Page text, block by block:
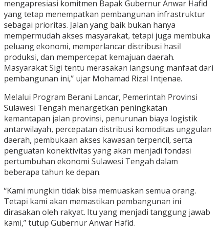
mengapresiasi komitmen Bapak Gubernur Anwar Hafid
yang tetap menempatkan pembangunan infrastruktur
sebagai prioritas. Jalan yang baik bukan hanya
mempermudah akses masyarakat, tetapi juga membuka
peluang ekonomi, memperlancar distribusi hasil
produksi, dan mempercepat kemajuan daerah.
Masyarakat Sigi tentu merasakan langsung manfaat dari
pembangunan ini,” ujar Mohamad Rizal Intjenae.
Melalui Program Berani Lancar, Pemerintah Provinsi
Sulawesi Tengah menargetkan peningkatan
kemantapan jalan provinsi, penurunan biaya logistik
antarwilayah, percepatan distribusi komoditas unggulan
daerah, pembukaan akses kawasan terpencil, serta
penguatan konektivitas yang akan menjadi fondasi
pertumbuhan ekonomi Sulawesi Tengah dalam
beberapa tahun ke depan.
“Kami mungkin tidak bisa memuaskan semua orang.
Tetapi kami akan memastikan pembangunan ini
dirasakan oleh rakyat. Itu yang menjadi tanggung jawab
kami,” tutup Gubernur Anwar Hafid.